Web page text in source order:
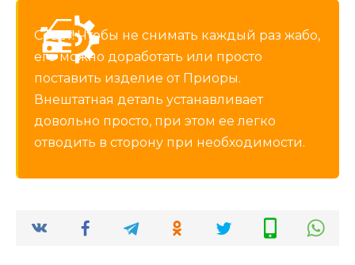
Совет! Чтобы не снимать каждый раз жабо,
его можно доработать или просто
поставить изделие от Приоры.
Внештатная деталь устанавливает
довольно просто, при этом ее легко
отводить в сторону при необходимости.